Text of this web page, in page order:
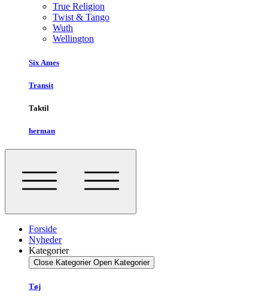
True Religion
Twist & Tango
Wuth
Wellington
Six Ames
Transit
Taktil
herman
Forside
Nyheder
Kategorier
Close Kategorier Open Kategorier
Tøj